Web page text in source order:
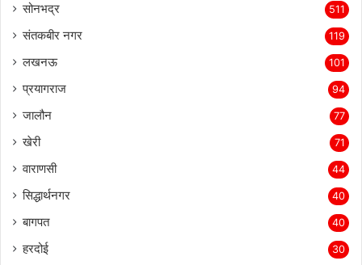
सोनभद्र 511
संतकबीर नगर 119
लखनऊ 101
प्रयागराज 94
जालौन 77
खेरी 71
वाराणसी 44
सिद्धार्थनगर 40
बागपत 40
हरदोई 30